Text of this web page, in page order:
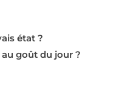
état ?
au goût du jour ?